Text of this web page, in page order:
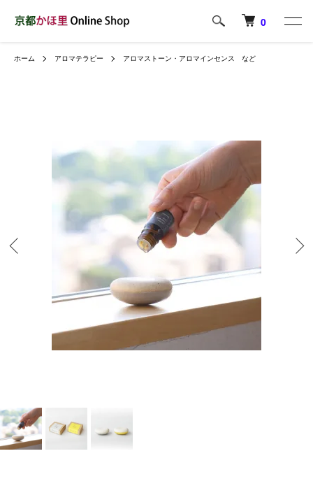
0
ホーム アロマテラピー アロマストーン・アロマインセンス など